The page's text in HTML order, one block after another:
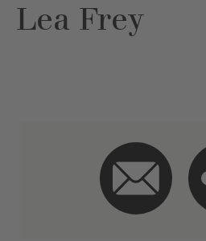
Lea Frey